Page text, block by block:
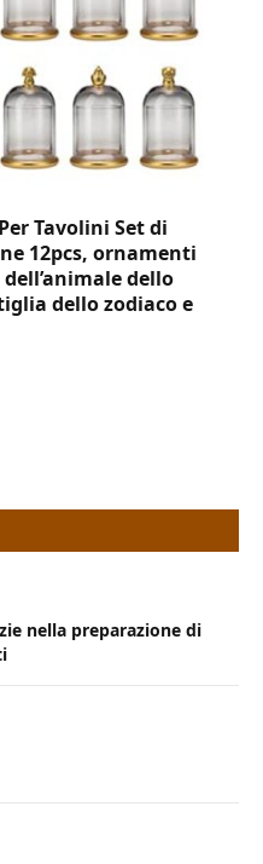
Tavolini Set di
12pcs, ornamenti
dello
dello zodiaco e
nella preparazione di